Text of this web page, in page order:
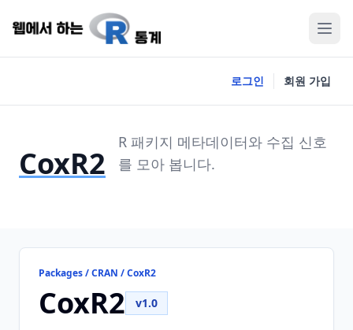
로그인 회원 가입
CoxR2
R 패키지 메타데이터와 수집 신호
를 모아 봅니다.
Packages / CRAN / CoxR2
CoxR2 v1.0